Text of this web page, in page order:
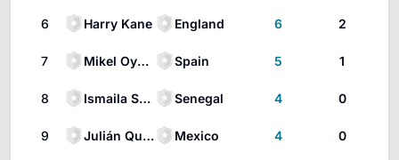
6 Harry Kane England 6 2
7 Mikel Oyarzabal Spain 5 1
8 Ismaila Sarr Senegal 4 0
9 Julián Quiñones Mexico 4 0